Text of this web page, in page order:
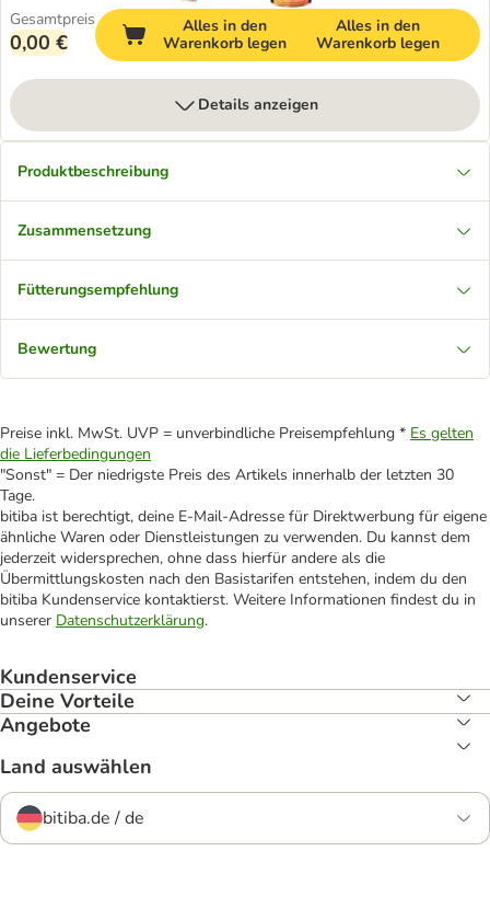
Gesamtpreis
0,00 €
Alles in den
Warenkorb legen
Alles in den
Warenkorb legen
Details anzeigen
Produktbeschreibung
Zusammensetzung
Fütterungsempfehlung
Bewertung
Preise inkl. MwSt. UVP = unverbindliche Preisempfehlung * Es gelten
die Lieferbedingungen
"Sonst" = Der niedrigste Preis des Artikels innerhalb der letzten 30
Tage.
bitiba ist berechtigt, deine E-Mail-Adresse für Direktwerbung für eigene
ähnliche Waren oder Dienstleistungen zu verwenden. Du kannst dem
jederzeit widersprechen, ohne dass hierfür andere als die
Übermittlungskosten nach den Basistarifen entstehen, indem du den
bitiba Kundenservice kontaktierst. Weitere Informationen findest du in
unserer Datenschutzerklärung.
Kundenservice
Deine Vorteile
Angebote
Land auswählen
bitiba.de / de